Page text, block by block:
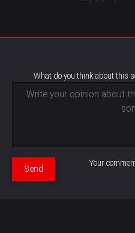
What do you think about this
Your
Send